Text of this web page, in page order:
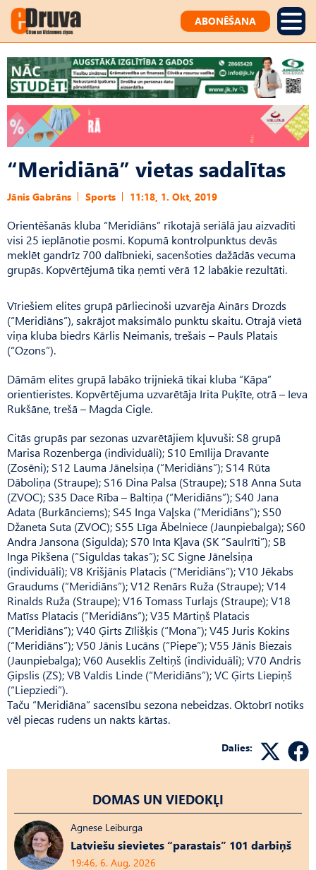
ABONĒŠANA
“Meridiānā” vietas sadalītas
Jānis Gabrāns Sports 11:18, 1. Okt, 2019
Orientēšanās kluba “Meridiāns” rīkotajā seriālā jau aizvadīti
visi 25 ieplānotie posmi. Kopumā kontrolpunktus devās
meklēt gandrīz 700 dalībnieki, sacenšoties dažādās vecuma
grupās. Kopvērtējumā tika ņemti vērā 12 labākie rezultāti.
Vīriešiem elites grupā pārliecinoši uzvarēja Ainārs Drozds
(“Meridiāns”), sakrājot maksimālo punktu skaitu. Otrajā vietā
viņa kluba biedrs Kārlis Neimanis, trešais – Pauls Platais
(“Ozons”).
Dāmām elites grupā labāko trijniekā tikai kluba “Kāpa”
orientieristes. Kopvērtējuma uzvarētāja Irita Puķīte, otrā – Ieva
Rukšāne, trešā – Magda Cigle.
Citās grupās par sezonas uzvarētājiem kļuvuši: S8 grupā
Marisa Rozenberga (individuāli); S10 Emīlija Dravante
(Zosēni); S12 Lauma Jānelsiņa (“Meridiāns”); S14 Rūta
Dāboliņa (Straupe); S16 Dina Palsa (Straupe); S18 Anna Suta
(ZVOC); S35 Dace Rība – Baltiņa (“Meridiāns”); S40 Jana
Adata (Burkānciems); S45 Inga Vaļska (“Meridiāns”); S50
Džaneta Suta (ZVOC); S55 Līga Ābelniece (Jaunpiebalga); S60
Andra Jansona (Sigulda); S70 Inta Kļava (SK “Saulrīti”); SB
Inga Pikšena (“Siguldas takas”); SC Signe Jānelsiņa
(individuāli); V8 Krišjānis Platacis (“Meridiāns”); V10 Jēkabs
Graudums (“Meridiāns”); V12 Renārs Ruža (Straupe); V14
Rinalds Ruža (Straupe); V16 Tomass Turlajs (Straupe); V18
Matīss Platacis (“Meridiāns”); V35 Mārtiņš Platacis
(“Meridiāns”); V40 Ģirts Zīlišķis (“Mona”); V45 Juris Kokins
(“Meridiāns”); V50 Jānis Lucāns (“Piepe”); V55 Jānis Biezais
(Jaunpiebalga); V60 Auseklis Zeltiņš (individuāli); V70 Andris
Ģipslis (ZS); VB Valdis Linde (“Meridiāns”); VC Ģirts Liepiņš
(“Liepziedi”).
Taču “Meridiāna” sacensību sezona nebeidzas. Oktobrī notiks
vēl piecas rudens un nakts kārtas.
Dalies:
DOMAS UN VIEDOKĻI
Agnese Leiburga
Latviešu sievietes “parastais” 101 darbiņš
19:46, 6. Aug, 2026